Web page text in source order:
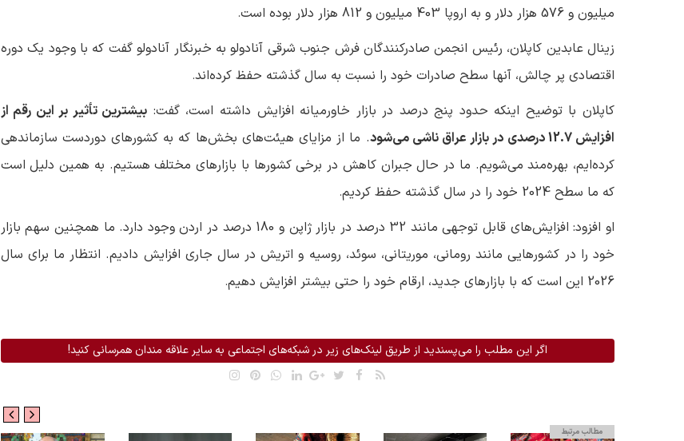
میلیون و 576 هزار دلار و به اروپا 403 میلیون و 812 هزار دلار بوده است
.
زینال عابدین کاپلان، رئیس انجمن صادرکنندگان فرش جنوب شرقی آنادولو به خبرنگار آنادولو گفت که با وجود یک دوره
اقتصادی پر چالش‌، آنها سطح صادرات خود را نسبت به سال گذشته حفظ کرده‌اند.
کاپلان با توضیح اینکه حدود پنج درصد در بازار خاورمیانه افزایش داشته است، گفت: بیشترین تأثیر بر این رقم از
افزایش 12.7 درصدی در بازار عراق ناشی می‌شود
. ما از مزایای هیئت‌های بخش‌ها که به کشورهای دوردست سازماندهی
کرده‌ایم، بهره‌مند می‌شویم. ما در حال جبران کاهش در برخی کشورها با بازارهای مختلف هستیم. به همین دلیل است
که ما سطح 2024 خود را در سال گذشته حفظ کردیم
.
او افزود: افزایش‌های قابل توجهی مانند 32 درصد در بازار ژاپن و 180 درصد در اردن وجود دارد. ما همچنین سهم بازار
خود را در کشورهایی مانند رومانی، موریتانی، سوئد، روسیه و اتریش در سال جاری افزایش دادیم. انتظار ما برای سال
2026 این است که با بازارهای جدید، ارقام خود را حتی بیشتر افزایش دهیم
.
اگر این مطلب را می‌پسندید از طریق لینک‌های زیر در شبکه‌های اجتماعی به سایر علاقه مندان همرسانی کنید!
مطالب مرتبط